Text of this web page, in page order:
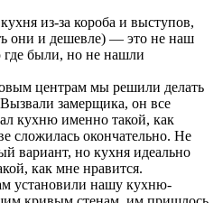
из-за короба и выступов,
они и дешевле) — это не наш
были, но не нашли
центрам мы решили делать
замерщика, он все
кухню именно такой, как
сложилась окончательно. Не
вариант, но кухня идеально
как мне нравится.
установили нашу кухню-